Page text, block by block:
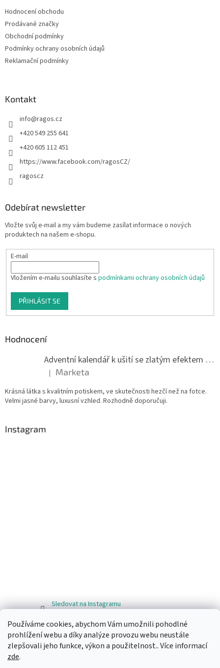
Používáme cookies, abychom Vám umožnili pohodlné
prohlížení webu a díky analýze provozu webu neustále
zlepšovali jeho funkce, výkon a použitelnost.. Více informací
zde.
Hodnocení obchodu
Prodávané značky
Obchodní podmínky
Podmínky ochrany osobních údajů
Reklamační podmínky
Kontakt
info@ragos.cz
+420 549 255 641
+420 605 112 451
https://www.facebook.com/ragosCZ/
ragoscz
Odebírat newsletter
Vložte svůj e-mail a my vám budeme zasílat informace o nových
produktech na našem e-shopu.
E-mail
Vložením e-mailu souhlasíte s podmínkami ochrany osobních údajů
PŘIHLÁSIT SE
Hodnocení
Adventní kalendář k ušití se zlatým efektem 042Q
Hodnocení produktu je 5 z 5 hvězdiček.
| Marketa
Krásná látka s kvalitním potiskem, ve skutečnosti hezčí než na fotce.
Velmi jasné barvy, luxusní vzhled. Rozhodně doporučuji.
Instagram
Sledovat na Instagramu
Facebook